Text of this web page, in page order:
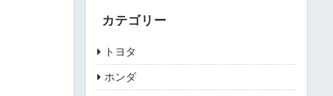
カテゴリー
トヨタ
ホンダ